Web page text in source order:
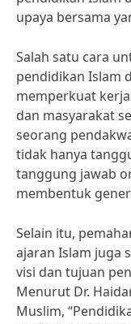
upaya bersama
Salah satu cara
pendidikan Islam
memperkuat
dan masyarakat
seorang
tidak hanya
tanggung jawab
membentuk
Selain itu,
ajaran Islam juga
visi dan tujuan
Menurut Dr.
Muslim,